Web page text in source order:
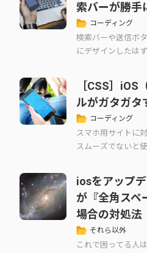
索バーが勝手
コーディング
検索バーや送信ボ
にデザインしたは
う。…
［CSS］iOS
ルがガタガタ
コーディング
スマホ用サイトに
スムーズでないと
iosをアップデ
が『全角スペ
場合の対処法
それら以外
これで困ってる人